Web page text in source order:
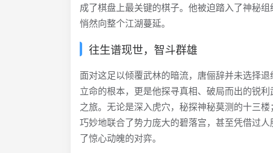
成了棋盘上最关键的棋子。他被迫踏入了神秘
悄然向整个江湖蔓延。
往生谱现世，智斗群雄
面对这足以倾覆武林的暗流，唐俪辞并未选择
立命的根本，更是他探寻真相、破局而出的锐
之旅。无论是深入虎穴，秘探神秘莫测的十三
巧妙地联合了势力庞大的碧落宫，甚至凭借过
了惊心动魄的对弈。